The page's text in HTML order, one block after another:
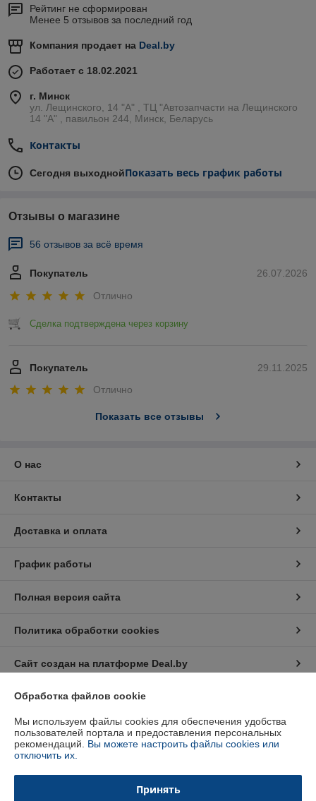
Рейтинг не сформирован
Менее 5 отзывов за последний год
Компания продает на Deal.by
Работает с 18.02.2021
г. Минск
ул. Лещинского, 14 "А" , ТЦ "Автозапчасти на Лещинcкого
14 "A" , павильон 244, Минск, Беларусь
Контакты
Сегодня выходнойПоказать весь график работы
Отзывы о магазине
56 отзывов за всё время
26.07.2026
Покупатель
Отлично
Сделка подтверждена через корзину
29.11.2025
Покупатель
Отлично
Показать все отзывы
О нас
Контакты
Доставка и оплата
График работы
Полная версия сайта
Политика обработки cookies
Сайт создан на платформе Deal.by
Индивидуальный предприниматель:Индивидуальный
предприниматель Кратынский Валерий Викторович
Республика Беларусь, г. Минск, ул. Неманская, д. 38, кв. 25
Регистрационный номер ЕГР: 191879218
Обработка файлов cookie
Мы используем файлы cookies для обеспечения удобства
пользователей портала и предоставления персональных
рекомендаций. Вы можете настроить файлы cookies или
отключить их.
Принять